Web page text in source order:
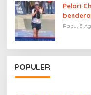
Pelari
UTMB
Rabu, 5
POPULER